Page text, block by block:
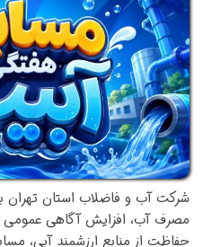
شرکت آب و فاضلاب استان
مصرف آب، افزایش آگاهی
حفاظت از منابع ارزشمند آبی،